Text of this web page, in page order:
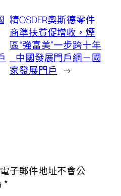
精OSDER奧斯德零件
商準扶貧促增收，煙
區“強富美”一步跨十年
_中國發展門戶網－國
家發展門戶 →
子郵件地址不會公
*